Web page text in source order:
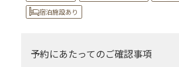
宿泊施設あり
予約にあたってのご確認事項